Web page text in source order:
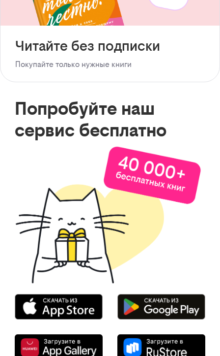
Читайте без подписки
Покупайте только нужные книги
Попробуйте наш
сервис бесплатно